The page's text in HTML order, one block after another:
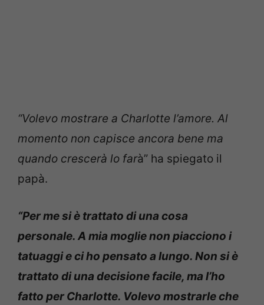
“Volevo mostrare a Charlotte l’amore. Al
momento non capisce ancora bene ma
quando crescerà lo farà” ha spiegato il
papà.
“Per me si è trattato di una cosa
personale. A mia moglie non piacciono i
tatuaggi e ci ho pensato a lungo. Non si è
trattato di una decisione facile, ma l’ho
fatto per Charlotte. Volevo mostrarle che